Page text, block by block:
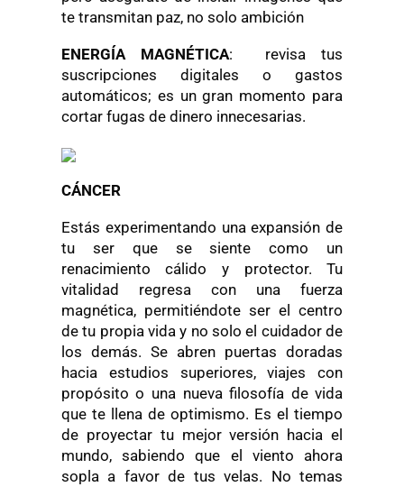
te transmitan paz, no solo ambición
ENERGÍA MAGNÉTICA: revisa tus
suscripciones digitales o gastos
automáticos; es un gran momento para
cortar fugas de dinero innecesarias.
CÁNCER
Estás experimentando una expansión de
tu ser que se siente como un
renacimiento cálido y protector. Tu
vitalidad regresa con una fuerza
magnética, permitiéndote ser el centro
de tu propia vida y no solo el cuidador de
los demás. Se abren puertas doradas
hacia estudios superiores, viajes con
propósito o una nueva filosofía de vida
que te llena de optimismo. Es el tiempo
de proyectar tu mejor versión hacia el
mundo, sabiendo que el viento ahora
sopla a favor de tus velas. No temas